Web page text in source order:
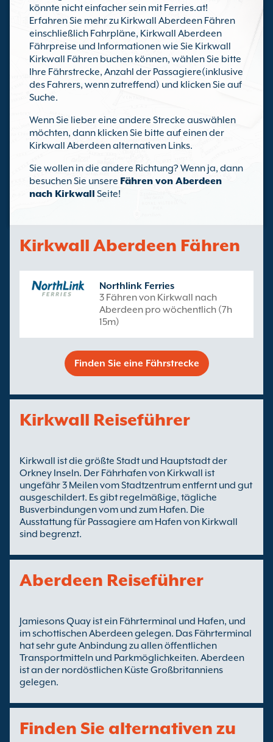
könnte nicht einfacher sein mit Ferries.at!
Erfahren Sie mehr zu Kirkwall Aberdeen Fähren
einschließlich Fahrpläne, Kirkwall Aberdeen
Fährpreise und Informationen wie Sie Kirkwall
Kirkwall Fähren buchen können, wählen Sie bitte
Ihre Fährstrecke, Anzahl der Passagiere(inklusive
des Fahrers, wenn zutreffend) und klicken Sie auf
Suche.
Wenn Sie lieber eine andere Strecke auswählen
möchten, dann klicken Sie bitte auf einen der
Kirkwall Aberdeen alternativen Links.
Sie wollen in die andere Richtung? Wenn ja, dann
besuchen Sie unsere Fähren von Aberdeen
nach Kirkwall Seite!
Kirkwall Aberdeen Fähren
Northlink Ferries
3 Fähren von Kirkwall nach
Aberdeen pro wöchentlich (7h
15m)
Finden Sie eine Fährstrecke
Kirkwall Reiseführer
Kirkwall ist die größte Stadt und Hauptstadt der
Orkney Inseln. Der Fährhafen von Kirkwall ist
ungefähr 3 Meilen vom Stadtzentrum entfernt und gut
ausgeschildert. Es gibt regelmäßige, tägliche
Busverbindungen vom und zum Hafen. Die
Ausstattung für Passagiere am Hafen von Kirkwall
sind begrenzt.
Aberdeen Reiseführer
Jamiesons Quay ist ein Fährterminal und Hafen, und
im schottischen Aberdeen gelegen. Das Fährterminal
hat sehr gute Anbindung zu allen öffentlichen
Transportmitteln und Parkmöglichkeiten. Aberdeen
ist an der nordöstlichen Küste Großbritanniens
gelegen.
Finden Sie alternativen zu